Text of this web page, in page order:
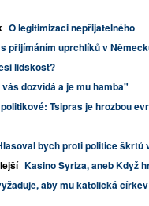
O legitimizaci nepřijatelného
přijímáním uprchlíků v
lidskost?
dozvídá a je mu hamba"
Tsipras je hrozbou
bych proti politice škrtů
Kasino Syriza, aneb Když
aby mu katolická